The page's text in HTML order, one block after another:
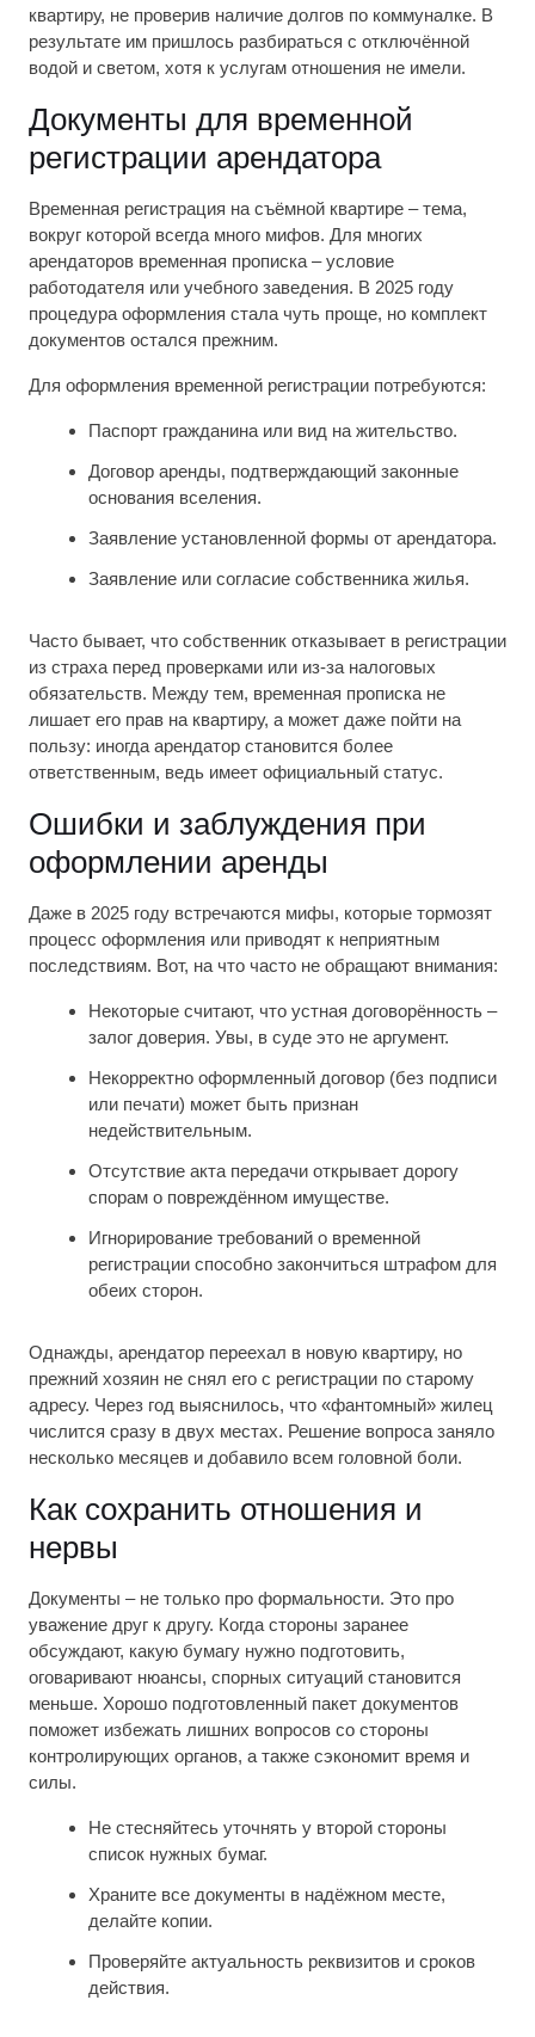
квартиру, не проверив наличие долгов по коммуналке. В
результате им пришлось разбираться с отключённой
водой и светом, хотя к услугам отношения не имели.
Документы для временной
регистрации арендатора
Временная регистрация на съёмной квартире – тема,
вокруг которой всегда много мифов. Для многих
арендаторов временная прописка – условие
работодателя или учебного заведения. В 2025 году
процедура оформления стала чуть проще, но комплект
документов остался прежним.
Для оформления временной регистрации потребуются:
Паспорт гражданина или вид на жительство.
Договор аренды, подтверждающий законные
основания вселения.
Заявление установленной формы от арендатора.
Заявление или согласие собственника жилья.
Часто бывает, что собственник отказывает в регистрации
из страха перед проверками или из-за налоговых
обязательств. Между тем, временная прописка не
лишает его прав на квартиру, а может даже пойти на
пользу: иногда арендатор становится более
ответственным, ведь имеет официальный статус.
Ошибки и заблуждения при
оформлении аренды
Даже в 2025 году встречаются мифы, которые тормозят
процесс оформления или приводят к неприятным
последствиям. Вот, на что часто не обращают внимания:
Некоторые считают, что устная договорённость –
залог доверия. Увы, в суде это не аргумент.
Некорректно оформленный договор (без подписи
или печати) может быть признан
недействительным.
Отсутствие акта передачи открывает дорогу
спорам о повреждённом имуществе.
Игнорирование требований о временной
регистрации способно закончиться штрафом для
обеих сторон.
Однажды, арендатор переехал в новую квартиру, но
прежний хозяин не снял его с регистрации по старому
адресу. Через год выяснилось, что «фантомный» жилец
числится сразу в двух местах. Решение вопроса заняло
несколько месяцев и добавило всем головной боли.
Как сохранить отношения и
нервы
Документы – не только про формальности. Это про
уважение друг к другу. Когда стороны заранее
обсуждают, какую бумагу нужно подготовить,
оговаривают нюансы, спорных ситуаций становится
меньше. Хорошо подготовленный пакет документов
поможет избежать лишних вопросов со стороны
контролирующих органов, а также сэкономит время и
силы.
Не стесняйтесь уточнять у второй стороны
список нужных бумаг.
Храните все документы в надёжном месте,
делайте копии.
Проверяйте актуальность реквизитов и сроков
действия.